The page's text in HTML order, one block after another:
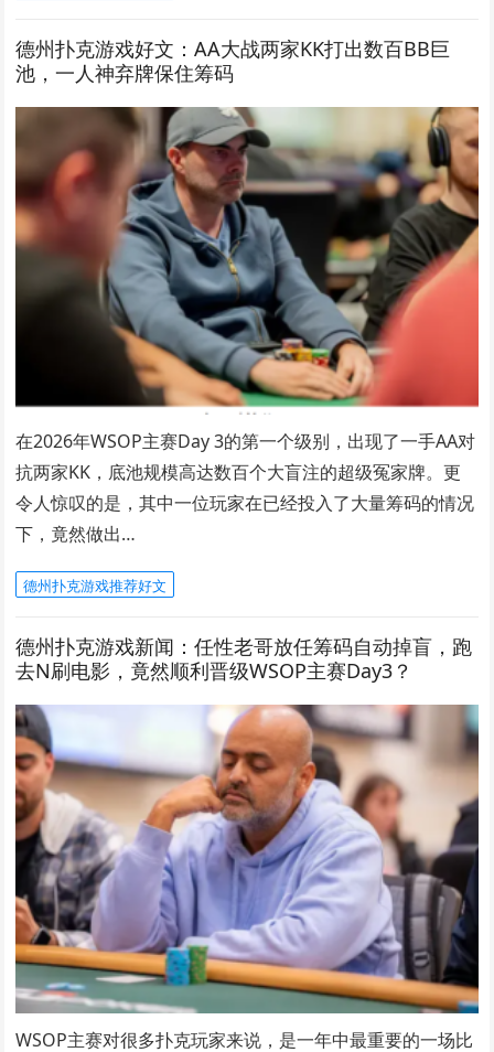
德州扑克游戏好文：AA大战两家KK打出数百BB巨
池，一人神弃牌保住筹码
在2026年WSOP主赛Day 3的第一个级别，出现了一手AA对
抗两家KK，底池规模高达数百个大盲注的超级冤家牌。更
令人惊叹的是，其中一位玩家在已经投入了大量筹码的情况
下，竟然做出…
德州扑克游戏推荐好文
德州扑克游戏新闻：任性老哥放任筹码自动掉盲，跑
去N刷电影，竟然顺利晋级WSOP主赛Day3？
WSOP主赛对很多扑克玩家来说，是一年中最重要的一场比